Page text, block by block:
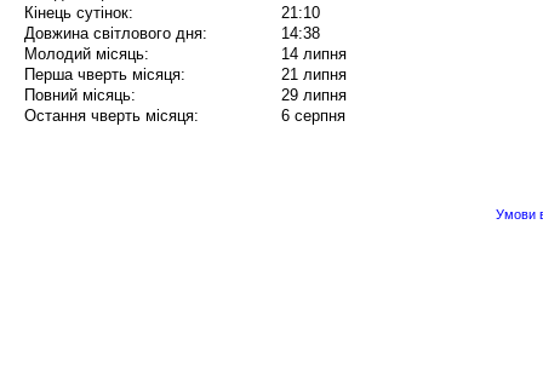
Кінець сутінок:
21:10
Довжина світлового дня:
14:38
Молодий місяць:
14 липня
Перша чверть місяця:
21 липня
Повний місяць:
29 липня
Остання чверть місяця:
6 серпня
Умови